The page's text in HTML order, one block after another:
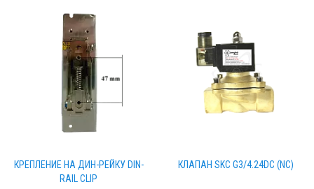
КРЕПЛЕНИЕ НА ДИН-РЕЙКУ DIN-
RAIL CLIP
КЛАПАН SKC G3/4.24DC (NC)